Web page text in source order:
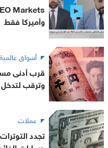
وأميركا فقط
أسواق عالمية
وترقب لتدخل
عملات
تجدد